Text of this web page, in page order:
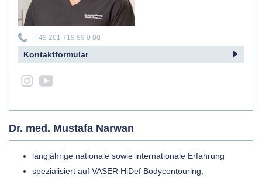
+ 49 201 719 99 0 88
Kontaktformular
Dr. med. Mustafa Narwan
langjährige nationale sowie internationale Erfahrung
spezialisiert auf VASER HiDef Bodycontouring,